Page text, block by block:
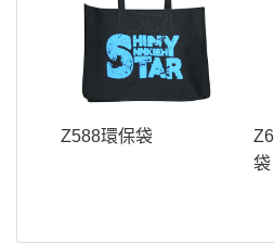
Z588環保袋
袋